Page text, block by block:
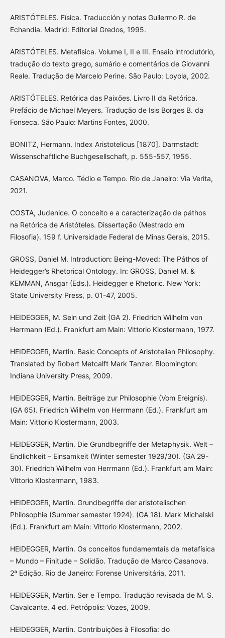
ARISTÓTELES. Física. Traducción y notas Guilermo R. de
Echandia. Madrid: Editorial Gredos, 1995.
ARISTÓTELES. Metafisica. Volume I, II e III. Ensaio introdutório,
tradução do texto grego, sumário e comentários de Giovanni
Reale. Tradução de Marcelo Perine. São Paulo: Loyola, 2002.
ARISTÓTELES. Retórica das Paixões. Livro II da Retórica.
Prefácio de Michael Meyers. Tradução de Isis Borges B. da
Fonseca. São Paulo: Martins Fontes, 2000.
BONITZ, Hermann. Index Aristotelicus [1870]. Darmstadt:
Wissenschaftliche Buchgesellschaft, p. 555-557, 1955.
CASANOVA, Marco. Tédio e Tempo. Rio de Janeiro: Via Verita,
2021.
COSTA, Judenice. O conceito e a caracterização de páthos
na Retórica de Aristóteles. Dissertação (Mestrado em
Filosofia). 159 f. Universidade Federal de Minas Gerais, 2015.
GROSS, Daniel M. Introduction: Being-Moved: The Páthos of
Heidegger’s Rhetorical Ontology. In: GROSS, Daniel M. &
KEMMAN, Ansgar (Eds.). Heidegger e Rhetoric. New York:
State University Press, p. 01-47, 2005.
HEIDEGGER, M. Sein und Zeit (GA 2). Friedrich Wilhelm von
Herrmann (Ed.). Frankfurt am Main: Vittorio Klostermann, 1977.
HEIDEGGER, Martin. Basic Concepts of Aristotelian Philosophy.
Translated by Robert Metcalft Mark Tanzer. Bloomington:
Indiana University Press, 2009.
HEIDEGGER, Martin. Beiträge zur Philosophie (Vom Ereignis).
(GA 65). Friedrich Wilhelm von Herrmann (Ed.). Frankfurt am
Main: Vittorio Klostermann, 2003.
HEIDEGGER, Martin. Die Grundbegriffe der Metaphysik. Welt –
Endlichkeit – Einsamkeit (Winter semester 1929/30). (GA 29-
30). Friedrich Wilhelm von Herrmann (Ed.). Frankfurt am Main:
Vittorio Klostermann, 1983.
HEIDEGGER, Martin. Grundbegriffe der aristotelischen
Philosophie (Summer semester 1924). (GA 18). Mark Michalski
(Ed.). Frankfurt am Main: Vittorio Klostermann, 2002.
HEIDEGGER, Martin. Os conceitos fundamemtais da metafísica
– Mundo – Finitude – Solidão. Tradução de Marco Casanova.
2ª Edição. Rio de Janeiro: Forense Universitária, 2011.
HEIDEGGER, Martin. Ser e Tempo. Tradução revisada de M. S.
Cavalcante. 4 ed. Petrópolis: Vozes, 2009.
HEIDEGGER, Martin. Contribuições à Filosofia: do